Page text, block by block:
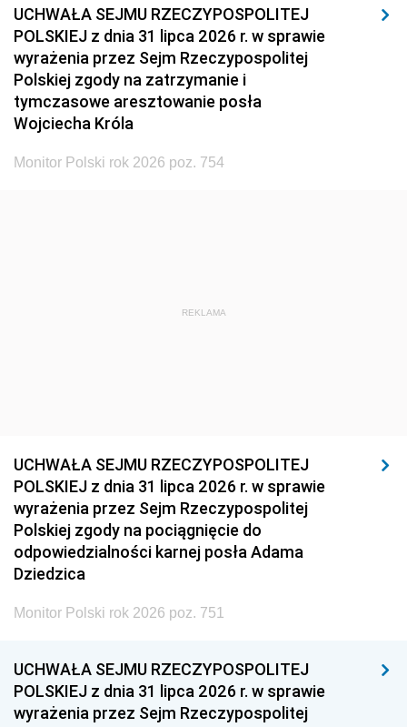
UCHWAŁA SEJMU RZECZYPOSPOLITEJ
POLSKIEJ z dnia 31 lipca 2026 r. w sprawie
wyrażenia przez Sejm Rzeczypospolitej
Polskiej zgody na zatrzymanie i
tymczasowe aresztowanie posła
Wojciecha Króla
Monitor Polski rok 2026 poz. 754
REKLAMA
UCHWAŁA SEJMU RZECZYPOSPOLITEJ
POLSKIEJ z dnia 31 lipca 2026 r. w sprawie
wyrażenia przez Sejm Rzeczypospolitej
Polskiej zgody na pociągnięcie do
odpowiedzialności karnej posła Adama
Dziedzica
Monitor Polski rok 2026 poz. 751
UCHWAŁA SEJMU RZECZYPOSPOLITEJ
POLSKIEJ z dnia 31 lipca 2026 r. w sprawie
wyrażenia przez Sejm Rzeczypospolitej